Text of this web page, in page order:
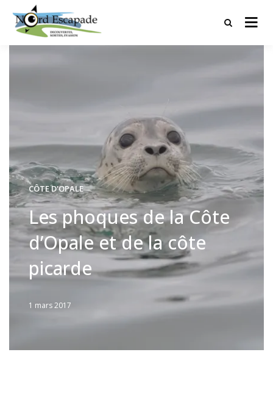
Tourisme et randonnées en Hauts
CÔTE D'OPALE
Les phoques de la Côte
d’Opale et de la côte
picarde
Written
1 mars 2017